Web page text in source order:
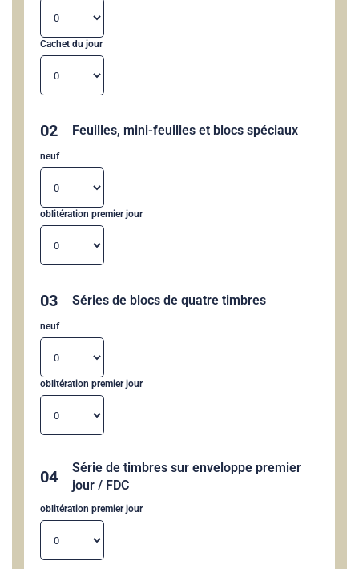
Cachet du jour
02 Feuilles, mini-feuilles et blocs spéciaux
neuf
oblitération premier jour
03 Séries de blocs de quatre timbres
neuf
oblitération premier jour
04
Série de timbres sur enveloppe premier
jour / FDC
oblitération premier jour